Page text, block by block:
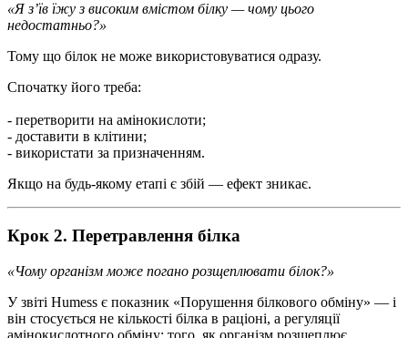
«Я з’їв їжу з високим вмістом білку — чому цього
недостатньо?»
Тому що білок не може використовуватися одразу.
Спочатку його треба:
- перетворити на амінокислоти;
- доставити в клітини;
- використати за призначенням.
Якщо на будь-якому етапі є збій — ефект зникає.
Крок 2. Перетравлення білка
«Чому організм може погано розщеплювати білок?»
У звіті Humess є показник «Порушення білкового обміну» — і
він стосується не кількості білка в раціоні, а регуляції
амінокислотного обміну: того, як організм розщеплює,